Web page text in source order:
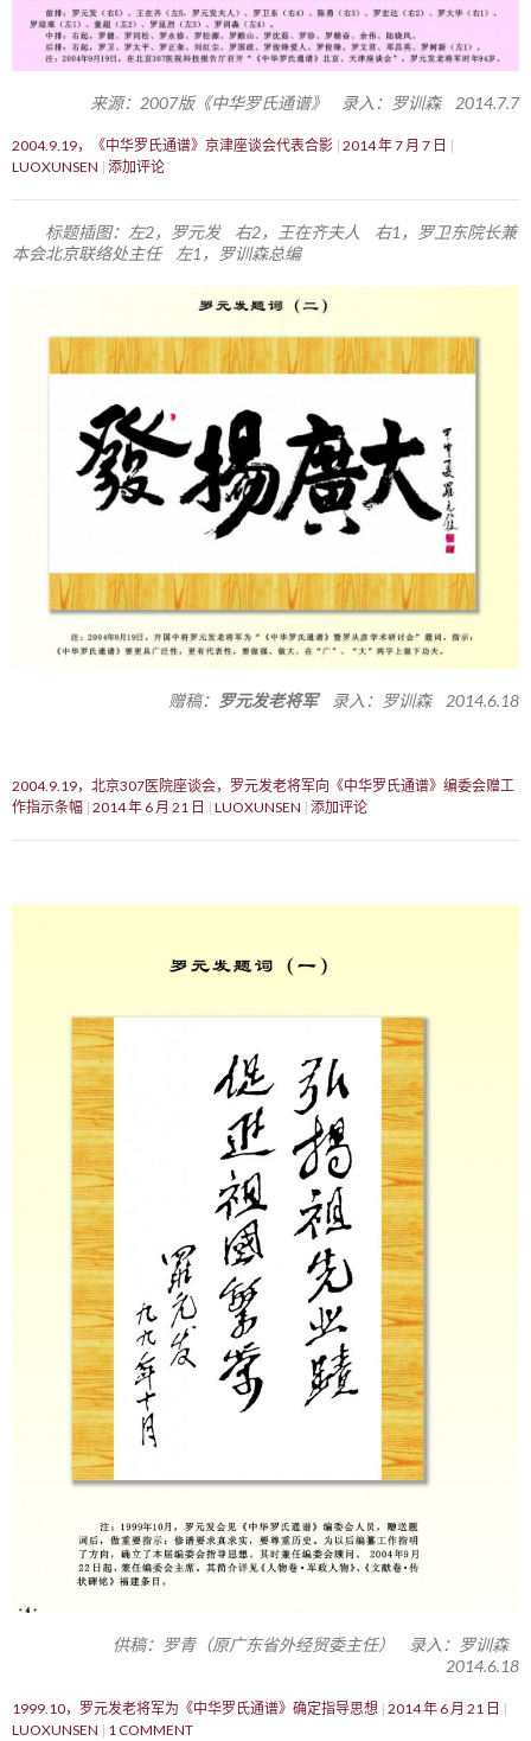
来源：2007版《中华罗氏通谱》 录入：罗训森 2014.7.7
2004.9.19，《中华罗氏通谱》京津座谈会代表合影 2014 年 7 月 7 日
LUOXUNSEN 添加评论
标题插图：左2，罗元发 右2，王在齐夫人 右1，罗卫东院长兼
本会北京联络处主任 左1，罗训森总编
赠稿： 罗元发老将军录入：罗训森 2014.6.18
2004.9.19，北京307医院座谈会，罗元发老将军向《中华罗氏通谱》编委会赠工
作指示条幅 2014 年 6 月 21 日 LUOXUNSEN 添加评论
供稿：罗青（原广东省外经贸委主任） 录入：罗训森
2014.6.18
1999.10，罗元发老将军为《中华罗氏通谱》确定指导思想 2014 年 6 月 21 日
LUOXUNSEN
1 COMMENT